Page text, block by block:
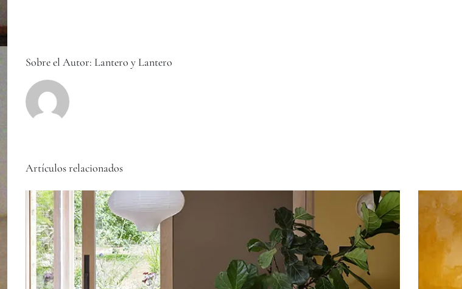
Sobre el Autor: Lantero y Lantero
Artículos relacionados